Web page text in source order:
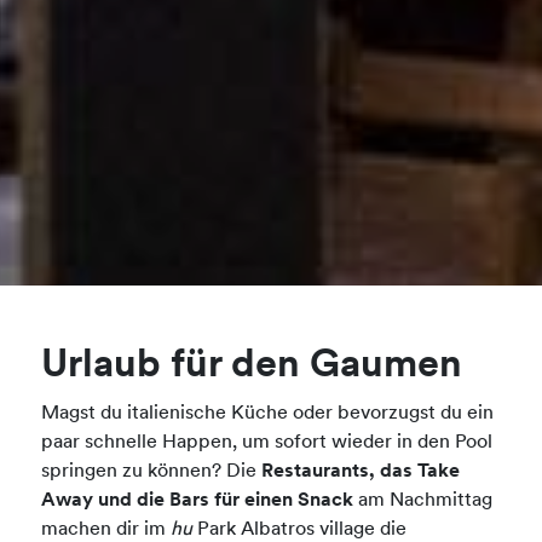
Urlaub für den Gaumen
Magst du italienische Küche oder bevorzugst du ein
paar schnelle Happen, um sofort wieder in den Pool
springen zu können? Die Restaurants, das Take
Away und die Bars für einen Snack am Nachmittag
machen dir im huPark Albatros village die